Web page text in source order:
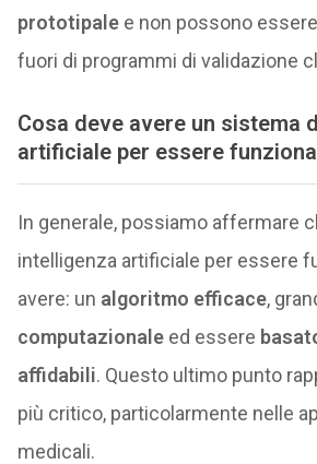
prototipalee non possono
fuori di programmi di validazione
Cosa deve avere un sistema
artificiale per essere
In generale, possiamo affermare
intelligenza artificiale per essere
avere: un algoritmo efficace,
computazionaleed essere
affidabili. Questo ultimo punto
più critico, particolarmente nelle
medicali.